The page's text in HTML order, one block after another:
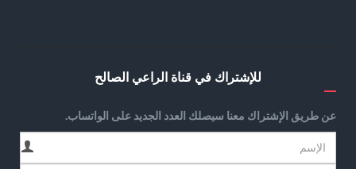
للإشتراك في قناة الراعي الصالح
عن طريق الإشتراك معنا سيصلك العدد الجديد على الواتساب.